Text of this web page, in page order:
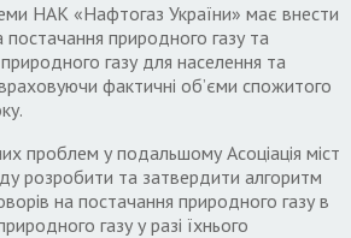
НАК «Нафтогаз України» має внести
постачання природного газу та
газу для населення та
фактичні об’єми спожитого
проблем у подальшому Асоціація міст
розробити та затвердити алгоритм
на постачання природного газу в
газу у разі їхнього